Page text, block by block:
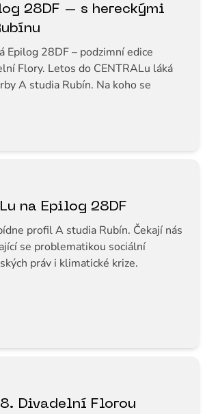
28DF – s hereckými
Epilog 28DF – podzimní edice
Flory. Letos do CENTRALu láká
A studia Rubín. Na koho se
na Epilog 28DF
profil A studia Rubín. Čekají nás
se problematikou sociální
práv i klimatické krize.
Divadelní Florou